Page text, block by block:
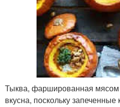
Тыква, фаршированная мясом
вкусна, поскольку